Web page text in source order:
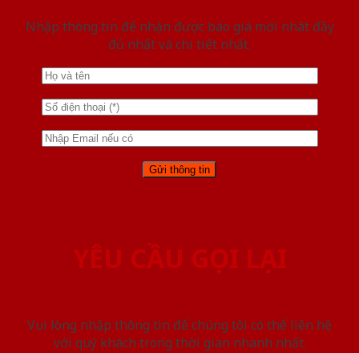
Nhập thông tin để nhận được báo giá mới nhât đầy
đủ nhất và chi tiết nhất.
YÊU CẦU GỌI LẠI
Vui lòng nhập thông tin để chúng tôi có thể liên hệ
với quý khách trong thời gian nhanh nhất.